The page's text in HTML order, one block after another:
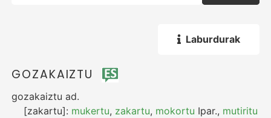
Laburdurak
GOZAKAIZTU
gozakaiztu ad.
[zakartu]: mukertu, zakartu, mokortu Ipar., mutiritu